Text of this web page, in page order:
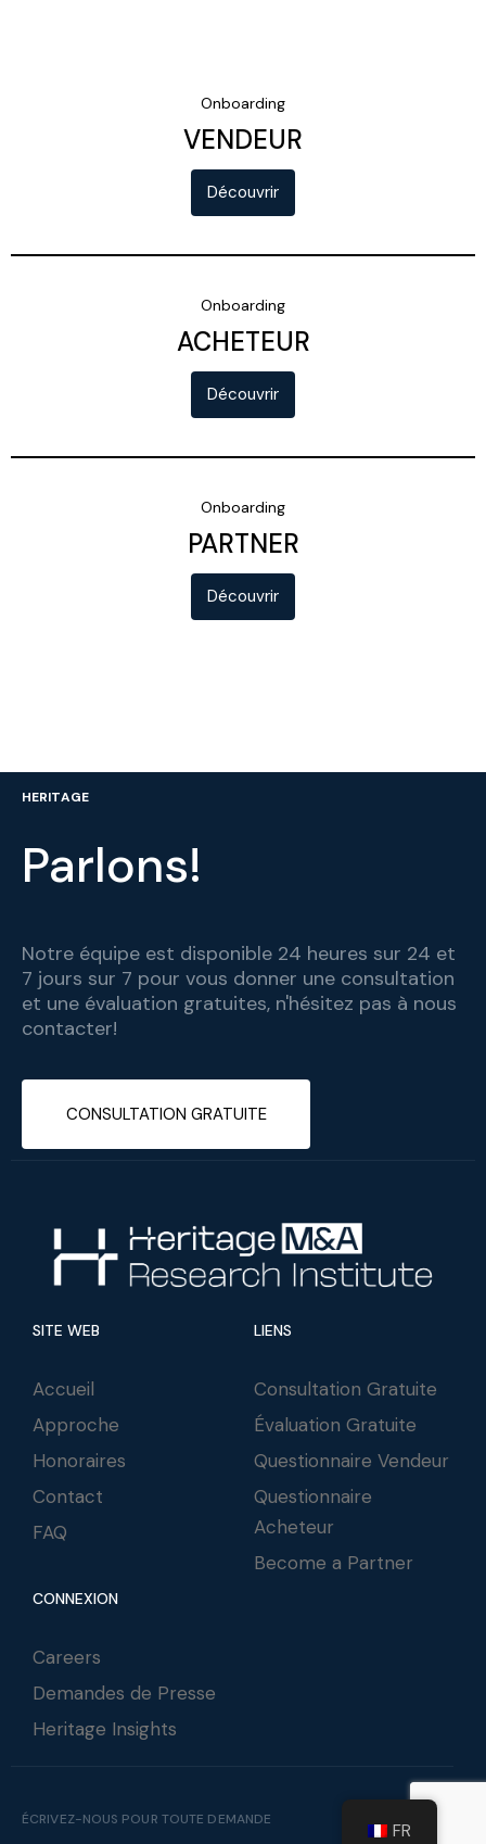
Onboarding
VENDEUR
Découvrir
Onboarding
ACHETEUR
Découvrir
Onboarding
PARTNER
Découvrir
HERITAGE
Parlons!
Notre équipe est disponible 24 heures sur 24 et
7 jours sur 7 pour vous donner une consultation
et une évaluation gratuites, n'hésitez pas à nous
contacter!
CONSULTATION GRATUITE
SITE WEB
Accueil
Approche
Honoraires
Contact
FAQ
LIENS
Consultation Gratuite
Évaluation Gratuite
Questionnaire Vendeur
Questionnaire
Acheteur
Become a Partner
CONNEXION
Careers
Demandes de Presse
Heritage Insights
ÉCRIVEZ-NOUS POUR TOUTE DEMANDE
FR